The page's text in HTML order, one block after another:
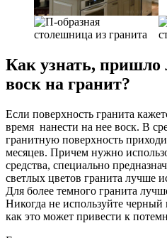
Как узнать, пришло
воск на гранит?
Если поверхность гранита
время нанести на нее воск. В
гранитную поверхность
месяцев. Причем нужно
средства, специально
светлых цветов гранита лучше
Для более темного гранита
Никогда не используйте черный
как это может привести к